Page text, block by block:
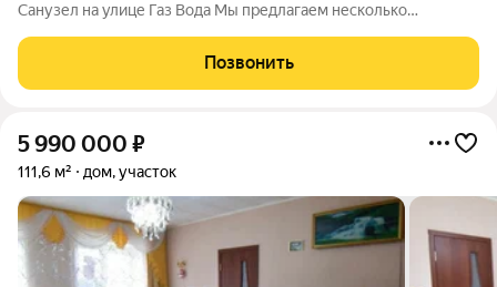
Санузел на улице Газ Вода Мы предлагаем несколько
удобный для себя: 100% оплата Ипотека от наших банков-
партнеров,а также Исламская ипотека
Позвонить
5 990 000 ₽
111,6 м² дом, участок